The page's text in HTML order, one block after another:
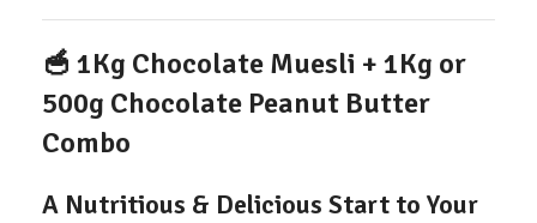
🥣 1Kg Chocolate Muesli + 1Kg or
500g Chocolate Peanut Butter
Combo
A Nutritious & Delicious Start to Your